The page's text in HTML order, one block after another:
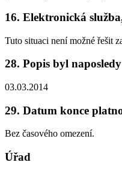
16. Elektronická
Tuto situaci není možné řešit
28. Popis byl
03.03.2014
29. Datum konce
Bez časového omezení.
Úřad